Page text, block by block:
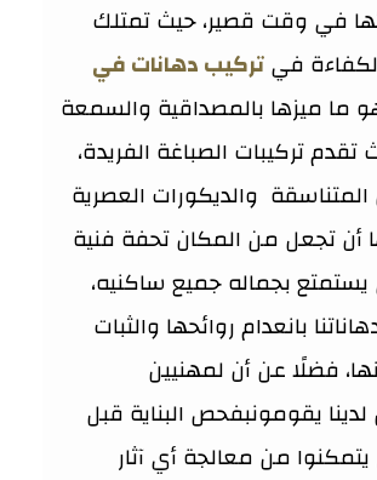
في وقت قصير، حيث تمتلك
فيتركيب دهانات في
ما ميزها بالمصداقية والسمعة
تقدم تركيبات الصباغة الفريدة،
المتناسقة والديكورات العصرية
أن تجعل من المكان تحفة فنية
بجماله جميع ساكنيه،
بانعدام روائحها والثبات
فضلًا عن أن لمهنيين
يقومونبفحص البناية قبل
من معالجة أي آثار